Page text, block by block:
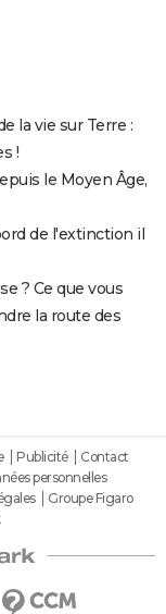
la vie sur Terre :
!
le Moyen Âge,
de l'extinction il
? Ce que vous
la route des
Publicité
Contact
personnelles
Groupe Figaro